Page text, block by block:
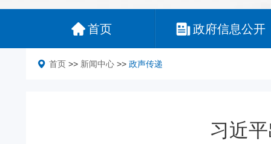
首页 政府信息公开
首页 >> 新闻中心 >> 政声传递
习近